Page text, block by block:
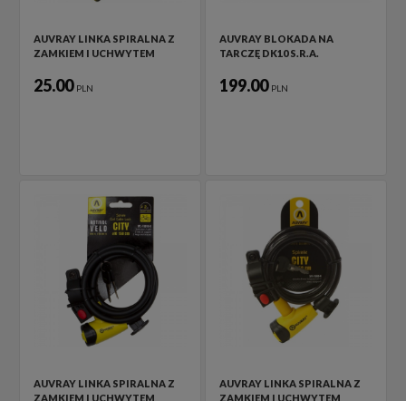
AUVRAY LINKA SPIRALNA Z
ZAMKIEM I UCHWYTEM
25.00 PLN
AUVRAY BLOKADA NA
TARCZĘ DK10 S.R.A.
199.00 PLN
AUVRAY LINKA SPIRALNA Z
ZAMKIEM I UCHWYTEM
AUVRAY LINKA SPIRALNA Z
ZAMKIEM I UCHWYTEM